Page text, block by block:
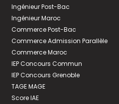
Ingénieur Post-Bac
Ingénieur Maroc
Commerce Post-Bac
Commerce Admission Parallèle
Commerce Maroc
IEP Concours Commun
IEP Concours Grenoble
TAGE MAGE
Score IAE